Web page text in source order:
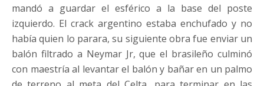
mandó a guardar el esférico a la base del poste
izquierdo. El crack argentino estaba enchufado y no
había quien lo parara, su siguiente obra fue enviar un
balón filtrado a Neymar Jr, que el brasileño culminó
con maestría al levantar el balón y bañar en un palmo